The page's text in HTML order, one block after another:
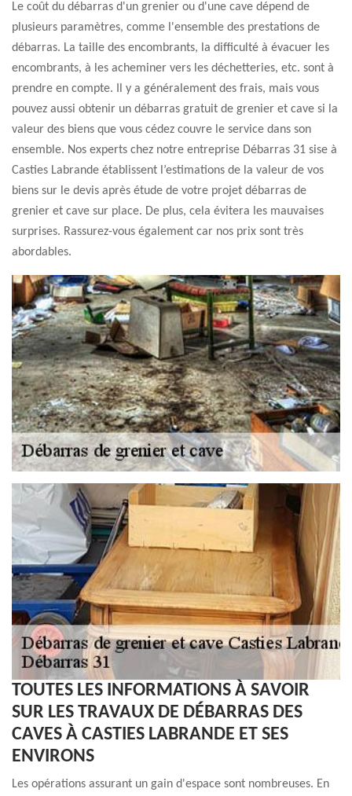
Le coût du débarras d'un grenier ou d'une cave dépend de
plusieurs paramètres, comme l'ensemble des prestations de
débarras. La taille des encombrants, la difficulté à évacuer les
encombrants, à les acheminer vers les déchetteries, etc. sont à
prendre en compte. Il y a généralement des frais, mais vous
pouvez aussi obtenir un débarras gratuit de grenier et cave si la
valeur des biens que vous cédez couvre le service dans son
ensemble. Nos experts chez notre entreprise Débarras 31 sise à
Casties Labrande établissent l’estimations de la valeur de vos
biens sur le devis après étude de votre projet débarras de
grenier et cave sur place. De plus, cela évitera les mauvaises
surprises. Rassurez-vous également car nos prix sont très
abordables.
TOUTES LES INFORMATIONS À SAVOIR
SUR LES TRAVAUX DE DÉBARRAS DES
CAVES À CASTIES LABRANDE ET SES
ENVIRONS
Les opérations assurant un gain d'espace sont nombreuses. En